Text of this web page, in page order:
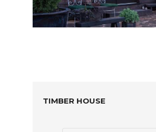
TIMBER HOUSE